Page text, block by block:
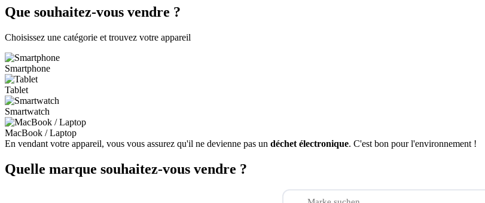
Que souhaitez-vous vendre ?
Choisissez une catégorie et trouvez votre appareil
Smartphone
Tablet
Smartwatch
MacBook / Laptop
En vendant votre appareil, vous vous assurez qu'il ne devienne pas un déchet électronique. C'est bon pour l'environnement !
Quelle marque souhaitez-vous vendre ?